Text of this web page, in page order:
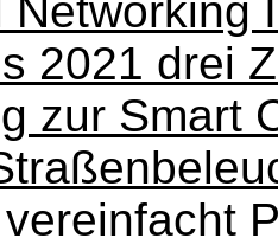
Networking
2021 drei
zur Smart